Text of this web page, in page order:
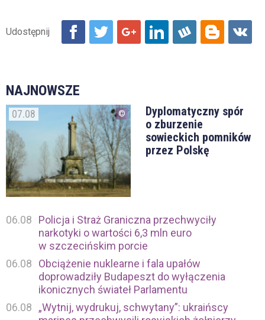
NAJNOWSZE
07.08
Dyplomatyczny spór
o zburzenie
sowieckich pomników
przez Polskę
06.08
Policja i Straż Graniczna przechwyciły
narkotyki o wartości 6,3 mln euro
w szczecińskim porcie
06.08
Obciążenie nuklearne i fala upałów
doprowadziły Budapeszt do wyłączenia
ikonicznych świateł Parlamentu
06.08
„Wytnij, wydrukuj, schwytany”: ukraińscy